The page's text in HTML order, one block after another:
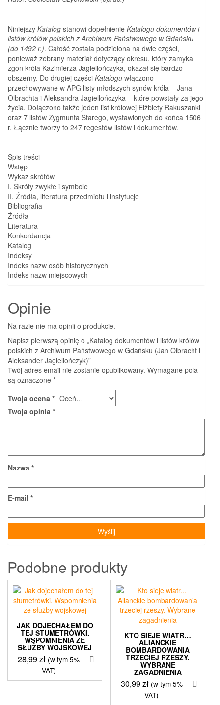
Niniejszy Katalog stanowi dopełnienie Katalogu dokumentów i
listów królówpolskich z Archiwum Państwowego w Gdańsku
(do 1492 r.). Całość została podzielona na dwie części,
ponieważ zebrany materiał dotyczący okresu, który zamyka
zgon króla Kazimierza Jagiellończyka, okazał się bardzo
obszerny. Do drugiej części Katalogu włączono
przechowywane w APG listy młodszych synów króla – Jana
Olbrachta i Aleksandra Jagiellończyka – które powstały za jego
życia. Dołączono także jeden list królowej Elżbiety Rakuszanki
oraz 7 listów Zygmunta Starego, wystawionych do końca 1506
r. Łącznie tworzy to 247 regestów listów i dokumentów.
Spis treści
Wstęp
Wykaz skrótów
I. Skróty zwykłe i symbole
II. Źródła, literatura przedmiotu i instytucje
Bibliografia
Źródła
Literatura
Konkordancja
Katalog
Indeksy
Indeks nazw osób historycznych
Indeks nazw miejscowych
Opinie
Na razie nie ma opinii o produkcie.
Napisz pierwszą opinię o „Katalog dokumentów i listów królów
polskich z Archiwum Państwowego w Gdańsku (Jan Olbracht i
Aleksander Jagiellończyk)”
Twój adres email nie zostanie opublikowany. Wymagane pola
są oznaczone *
Twoja ocena *
Twoja opinia *
Nazwa *
E-mail *
Podobne produkty
JAK DOJECHAŁEM DO
TEJ STUMETRÓWKI.
WSPOMNIENIA ZE
SŁUŻBY WOJSKOWEJ
28,99zł (w tym 5%
VAT)
KTO SIEJE WIATR…
ALIANCKIE
BOMBARDOWANIA
TRZECIEJ RZESZY.
WYBRANE
ZAGADNIENIA
30,99zł (w tym 5%
VAT)